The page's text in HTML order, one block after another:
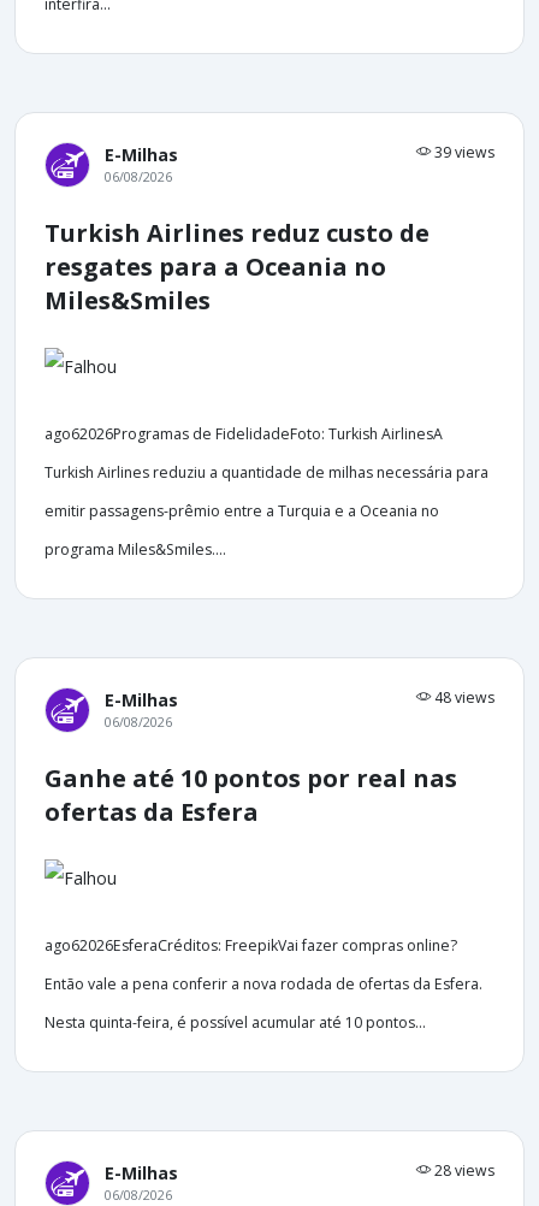
interfira...
E-Milhas 39 views
06/08/2026
Turkish Airlines reduz custo de
resgates para a Oceania no
Miles&Smiles
ago62026Programas de FidelidadeFoto: Turkish AirlinesA
Turkish Airlines reduziu a quantidade de milhas necessária para
emitir passagens-prêmio entre a Turquia e a Oceania no
programa Miles&Smiles....
E-Milhas 48 views
06/08/2026
Ganhe até 10 pontos por real nas
ofertas da Esfera
ago62026EsferaCréditos: FreepikVai fazer compras online?
Então vale a pena conferir a nova rodada de ofertas da Esfera.
Nesta quinta-feira, é possível acumular até 10 pontos...
E-Milhas 28 views
06/08/2026